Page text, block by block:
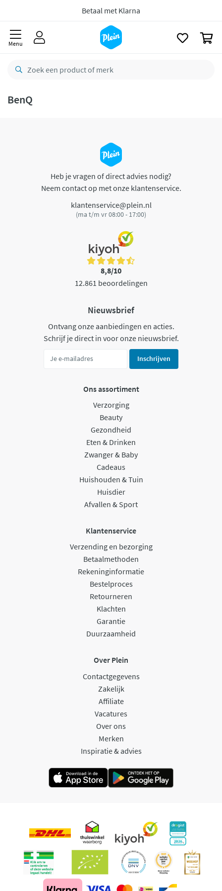
Betaal met Klarna
Menu
BenQ
Heb je vragen of direct advies nodig?
Neem contact op met onze klantenservice.
klantenservice@plein.nl
(ma t/m vr 08:00 - 17:00)
8,8/10
12.861 beoordelingen
Nieuwsbrief
Ontvang onze aanbiedingen en acties.
Schrijf je direct in voor onze nieuwsbrief.
Inschrijven
Ons assortiment
Verzorging
Beauty
Gezondheid
Eten & Drinken
Zwanger & Baby
Cadeaus
Huishouden & Tuin
Huisdier
Afvallen & Sport
Klantenservice
Verzending en bezorging
Betaalmethoden
Rekeninginformatie
Bestelproces
Retourneren
Klachten
Garantie
Duurzaamheid
Over Plein
Contactgegevens
Zakelijk
Affiliate
Vacatures
Over ons
Merken
Inspiratie & advies